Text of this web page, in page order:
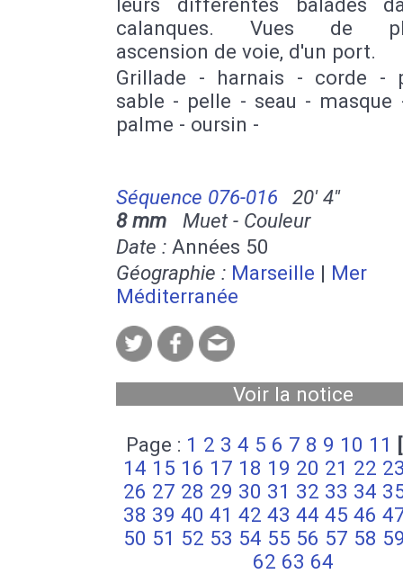
calanques. Vues de
ascension de voie, d'un port.
Grillade - harnais - corde -
sable - pelle - seau - masque
palme - oursin -
Séquence 076-016
20' 4''
8 mm Muet - Couleur
Date : Années 50
Géographie : Marseille | Mer
Méditerranée
Voir la notice
Page : 1 2 3 4 5 6 7 8 9 10 11
14 15 16 17 18 19 20 21 22
26 27 28 29 30 31 32 33 34
38 39 40 41 42 43 44 45 46
50 51 52 53 54 55 56 57 58
62 63 64